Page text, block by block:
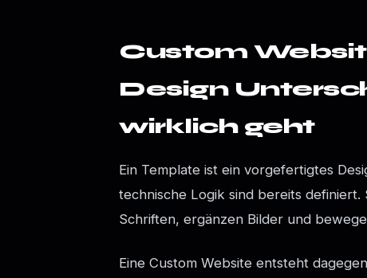
Custom
Design
wirklich geht
Ein Template ist ein vorgefertigtes
technische Logik sind bereits
Schriften, ergänzen Bilder und
Eine Custom Website entsteht